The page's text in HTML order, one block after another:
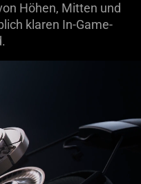
Höhen, Mitten und
klaren In-Game-